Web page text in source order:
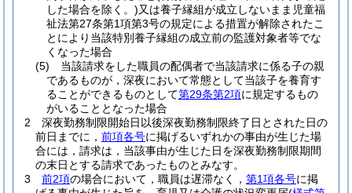
した場合を除く。)又は養子縁組が成立しないまま児童福
祉法第27条第1項第3号の規定による措置が解除されたこ
とにより当該特別養子縁組の成立前の監護対象者等でな
くなった場合
(5)
当該請求をした職員の配偶者で当該請求に係る子の親
であるものが，深夜において常態として当該子を養育す
ることができるものとして第29条第2項に規定するもの
がいることとなった場合
2
深夜勤務制限開始日以後深夜勤務制限終了日とされた日の
前日までに， 前項各号に掲げるいずれかの事由が生じた場
合には，請求は，当該事由が生じた日を深夜勤務制限期間
の末日とする請求であったものとみなす。
3
前2項の場合において，職員は遅滞なく， 第1項各号に掲